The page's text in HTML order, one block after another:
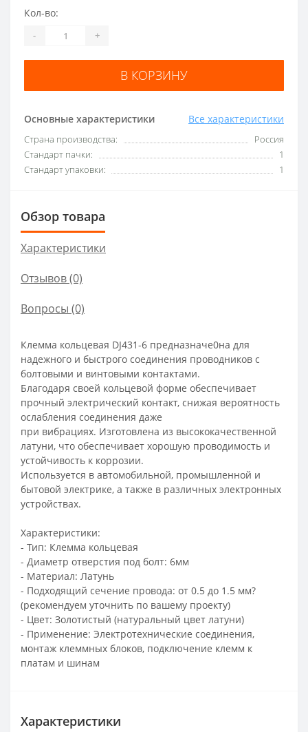
Основные характеристики Все характеристики
Страна производства:
Россия
Стандарт пачки:
1
Стандарт упаковки:
1
Кол-во:
- +
В КОРЗИНУ
Обзор товара
Характеристики
Отзывов (0)
Вопросы (0)
Клемма кольцевая DJ431-6 предназначе0на для
надежного и быстрого соединения проводников с
болтовыми и винтовыми контактами.
Благодаря своей кольцевой форме обеспечивает
прочный электрический контакт, снижая вероятность
ослабления соединения даже
при вибрациях. Изготовлена из высококачественной
латуни, что обеспечивает хорошую проводимость и
устойчивость к коррозии.
Используется в автомобильной, промышленной и
бытовой электрике, а также в различных электронных
устройствах.
Характеристики:
- Тип: Клемма кольцевая
- Диаметр отверстия под болт: 6мм
- Материал: Латунь
- Подходящий сечение провода: от 0.5 до 1.5 мм?
(рекомендуем уточнить по вашему проекту)
- Цвет: Золотистый (натуральный цвет латуни)
- Применение: Электротехнические соединения,
монтаж клеммных блоков, подключение клемм к
платам и шинам
Характеристики